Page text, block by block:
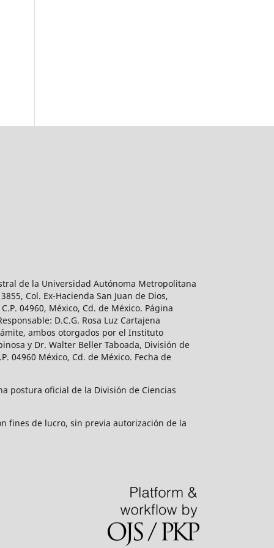
de la Universidad Autónoma Metropolitana
Col. Ex-Hacienda San Juan de Dios,
04960, México, Cd. de México. Página
D.C.G. Rosa Luz Cartajena
ambos otorgados por el Instituto
y Dr. Walter Beller Taboada, División de
04960 México, Cd. de México. Fecha de
postura oficial de la División de Ciencias
fines de lucro, sin previa autorización de la